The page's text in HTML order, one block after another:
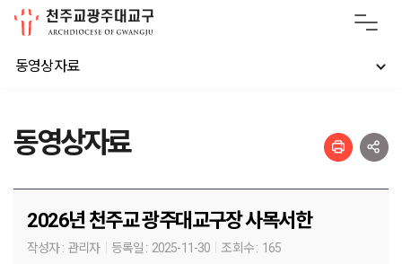
동영상자료
동영상자료
2026년 천주교 광주대교구장 사목서한
작성자 : 관리자 등록일 : 2025-11-30 조회수 : 165